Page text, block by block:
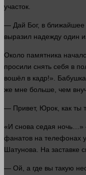
участок.
— Дай Бог, в ближайшее
выразил надежду один
Около памятника
просили снять себя в
вошёл в кадр!». Бабушка
же мне больше , чем
— Привет, Юрок, как ты
«И снова седая ночь …»
фанатов на телефонах
Шатунова. На
— Ой, а где вы такую